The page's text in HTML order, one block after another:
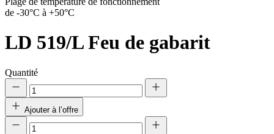
de -30°C à +50°C
LD 519/L Feu de gabarit
Quantité
Ajouter à l’offre